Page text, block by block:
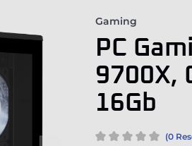
Gaming
PC
9700X,
16Gb
(0